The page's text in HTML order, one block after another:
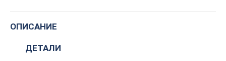
ОПИСАНИЕ
ДЕТАЛИ